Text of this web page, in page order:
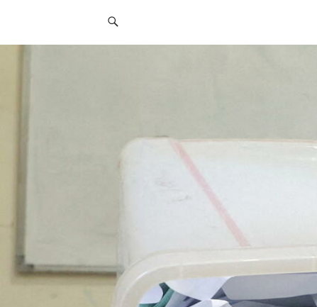
التواصل